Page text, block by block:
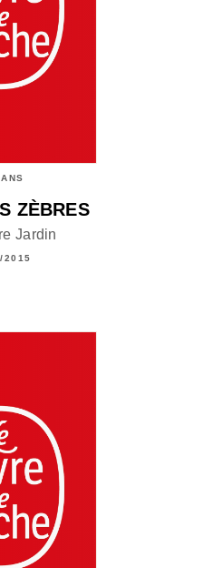
ZÈBRES
Jardin
2015